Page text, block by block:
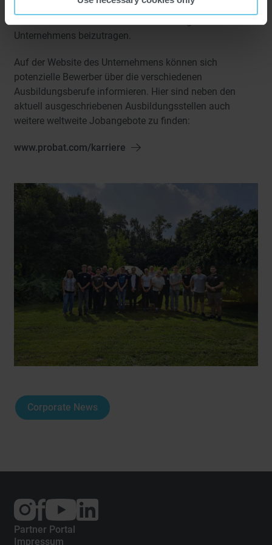
nicht nur ihre fachlichen Fähigkeiten zu entwickeln,
Unternehmens beizutragen.
Auf der Website des Unternehmens können sich
potenzielle Bewerber über die verschiedenen
Ausbildungsberufe informieren. Hier sind neben den
aktuell ausgeschriebenen Ausbildungsstellen auch
weitere weltweite Jobangebote zu finden:
www.probat.com/karriere
Corporate News
Externer
Link:
Instagram
Externer
Link:
Facebook
Externer
Link:
Partner Portal
Impressum